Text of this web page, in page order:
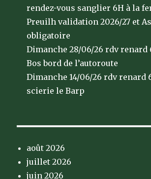
rendez-vous sanglier 6H à la
Preuilh validation 2026/27 et
obligatoire
Dimanche 28/06/26 rdv renard
Bos bord de l’autoroute
Dimanche 14/06/26 rdv renard
scierie le Barp
août 2026
juillet 2026
juin 2026